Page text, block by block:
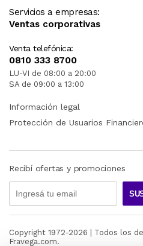
Servicios a empresas:
Ventas corporativas
Venta telefónica:
0810 333 8700
LU-VI de 08:00 a 20:00
SA de 09:00 a 13:00
Información legal
Protección de Usuarios
Recibí ofertas y promociones
Copyright 1972-2026 | Todos los
Fravega.com.